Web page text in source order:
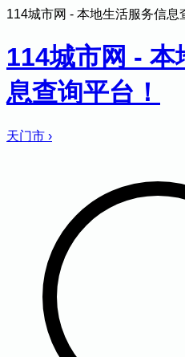
114城市网 - 本地生活服务信息
114城市网 - 本
息查询平台！
天门市 ›